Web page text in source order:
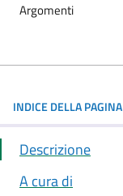
Argomenti
INDICE DELLA PAGINA
Descrizione
A cura di